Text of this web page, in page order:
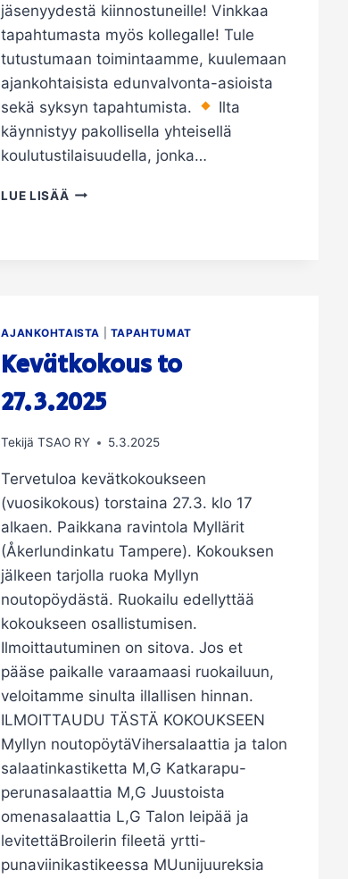
jäsenyydestä kiinnostuneille! Vinkkaa
tapahtumasta myös kollegalle! Tule
tutustumaan toimintaamme, kuulemaan
ajankohtaisista edunvalvonta-asioista
sekä syksyn tapahtumista.
Ilta
käynnistyy pakollisella yhteisellä
koulutustilaisuudella, jonka…
LUE LISÄÄ ELOSAUNA
AJANKOHTAISTA TAPAHTUMAT
Kevätkokous to
27.3.2025
Tekijä TSAO RY 5.3.2025
Tervetuloa kevätkokoukseen
(vuosikokous) torstaina 27.3. klo 17
alkaen. Paikkana ravintola Myllärit
(Åkerlundinkatu Tampere). Kokouksen
jälkeen tarjolla ruoka Myllyn
noutopöydästä. Ruokailu edellyttää
kokoukseen osallistumisen.
Ilmoittautuminen on sitova. Jos et
pääse paikalle varaamaasi ruokailuun,
veloitamme sinulta illallisen hinnan.
ILMOITTAUDU TÄSTÄ KOKOUKSEEN
Myllyn noutopöytäVihersalaattia ja talon
salaatinkastiketta M,G Katkarapu-
perunasalaattia M,G Juustoista
omenasalaattia L,G Talon leipää ja
levitettäBroilerin fileetä yrtti-
punaviinikastikeessa MUunijuureksia